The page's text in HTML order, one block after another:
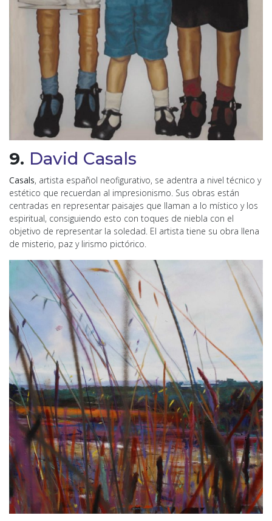
9. David Casals
Casals, artista español neofigurativo, se adentra a nivel técnico y
estético que recuerdan al impresionismo. Sus obras están
centradas en representar paisajes que llaman a lo místico y los
espiritual, consiguiendo esto con toques de niebla con el
objetivo de representar la soledad. El artista tiene su obra llena
de misterio, paz y lirismo pictórico.